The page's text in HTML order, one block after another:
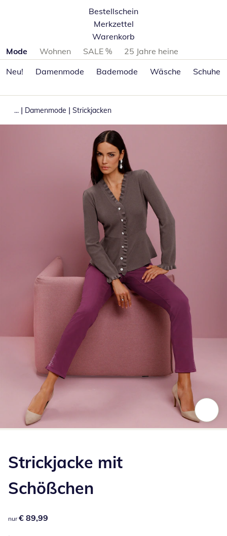
Bestellschein
Merkzettel
Warenkorb
Produktkategorien überspringen
Mode Wohnen SALE %
25 Jahre heine
Neu!
Damenmode Bademode Wäsche Schuhe
... | Damenmode | Strickjacken
Strickjacke mit
Schößchen
€ 89,99
nur € 89,99